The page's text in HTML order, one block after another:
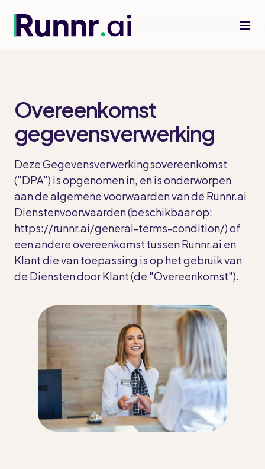
Overeenkomst
gegevensverwerking
Deze Gegevensverwerkingsovereenkomst
("DPA") is opgenomen in, en is onderworpen
aan de algemene voorwaarden van de Runnr.ai
Dienstenvoorwaarden (beschikbaar op:
https://runnr.ai/general-terms-condition/) of
een andere overeenkomst tussen Runnr.ai en
Klant die van toepassing is op het gebruik van
de Diensten door Klant (de "Overeenkomst").